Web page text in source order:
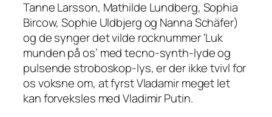
Tanne Larsson, Mathilde Lundberg, Sophia
Bircow, Sophie Uldbjerg og Nanna Schäfer)
og de synger det vilde rocknummer ‘Luk
munden på os’ med tecno-synth-lyde og
pulsende stroboskop-lys, er der ikke tvivl for
os voksne om, at fyrst Vladamir meget let
kan forveksles med Vladimir Putin.